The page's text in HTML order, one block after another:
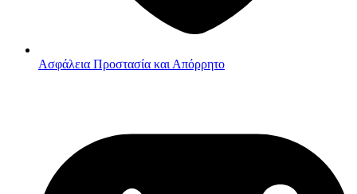
Ασφάλεια Προστασία και Απόρρητο